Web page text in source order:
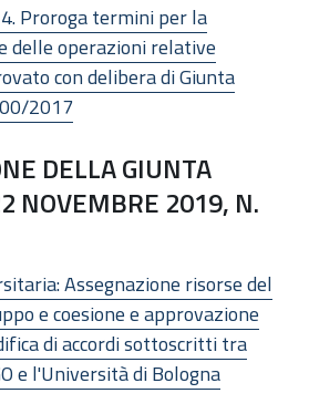
Proroga termini per la
delle operazioni relative
con delibera di Giunta
2017
DELLA GIUNTA
NOVEMBRE 2019, N.
Assegnazione risorse del
e coesione e approvazione
di accordi sottoscritti tra
e l'Università di Bologna